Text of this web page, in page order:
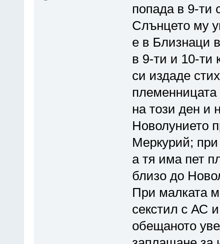
попада в 9-ти
Слънцето му
е в Близнаци
в 9-ти и 10-ти
си издаде
на този ден и
Новолунието
Меркурий;
а тя има пет
близо до
При малката
секстил с АС
обещаното